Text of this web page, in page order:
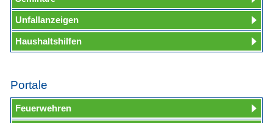
Unfallanzeigen
Haushaltshilfen
Portale
Feuerwehren